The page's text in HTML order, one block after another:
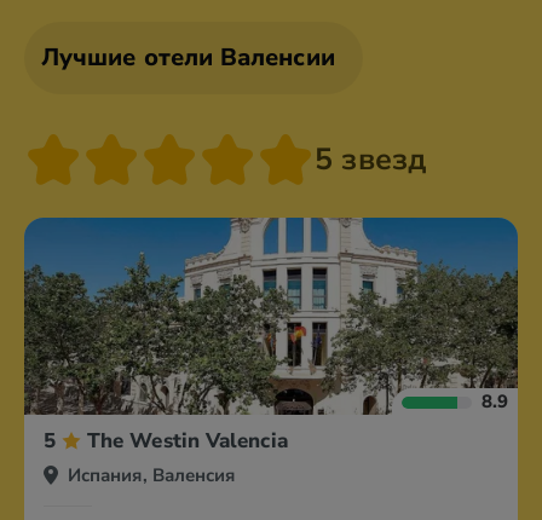
Лучшие отели Валенсии
5 звезд
8.9
5 The Westin Valencia
Испания, Валенсия